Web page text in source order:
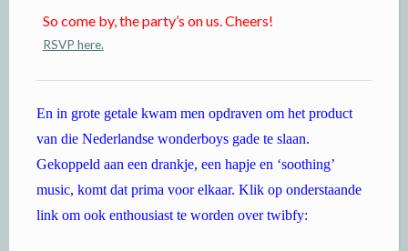
So come by, the party’s on us. Cheers!
RSVP here.
En in grote getale kwam men opdraven om het product
van die Nederlandse wonderboys gade te slaan.
Gekoppeld aan een drankje, een hapje en ‘soothing’
music, komt dat prima voor elkaar. Klik op onderstaande
link om ook enthousiast te worden over twibfy: